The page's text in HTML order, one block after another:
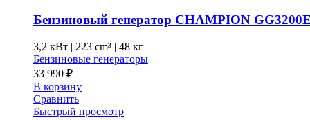
Бензиновый генератор CHAMPION
3,2 кВт | 223 cm³ | 48 кг
Бензиновые генераторы
33 990 ₽
В корзину
Сравнить
Быстрый просмотр